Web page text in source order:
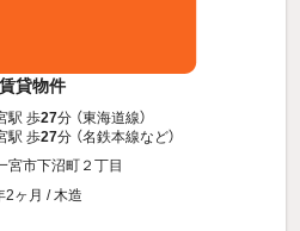
貸物件
駅 歩27分 （東海道線）
駅 歩27分 （名鉄本線など）
宮市下沼町２丁目
2ヶ月 / 木造